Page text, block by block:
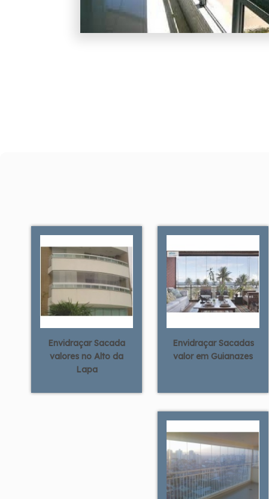
Envidraçar Sacada
valores no Alto da
Lapa
Envidraçar Sacadas
valor em Guianazes